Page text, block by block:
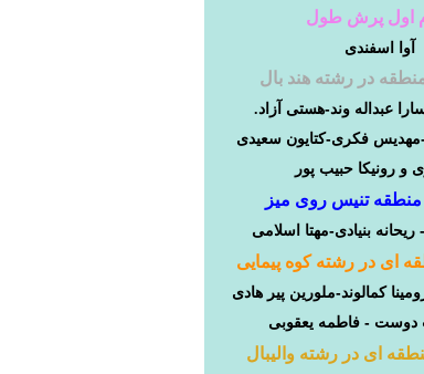
اول پرش طول
آوا اسفندی
در رشته هند بال
عبداله وند-هستی آزاد.
مهدیس فکری-کتایون سعیدی
و رونیکا حبیب پور
منطقه تنیس روی میز
ریحانه بنیادی-مهتا اسلامی
ای در رشته کوه پیمایی
کمالوند-ملورین پیر هادی
دوست - فاطمه یعقوبی
ای در رشته والیبال